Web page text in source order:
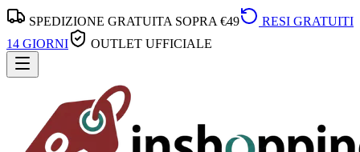
SPEDIZIONE GRATUITA SOPRA €49
RESI GRATUITI
14 GIORNI
OUTLET UFFICIALE